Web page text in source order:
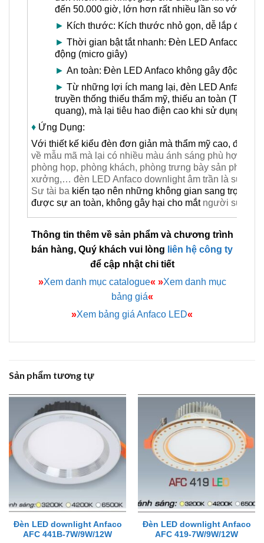
đến 50.000 giờ, lớn hơn rất nhiều lần so với
► Kích thước: Kích thước nhỏ gọn, dễ lắp đặt
► Thời gian bật tắt nhanh: Đèn LED Anfaco có
động (micro giây)
► An toàn: Đèn LED Anfaco không gây độc hại,
► Từ những lợi ích mang lại, đèn LED Anfaco là
truyền thống thiếu thẩm mỹ, thiếu an toàn (Thậm
quang), mà lại tiêu hao điện cao khi sử dụng
♦ Ứng Dụng:
Với thiết kế kiểu đèn đơn giản mà thẩm mỹ cao, độ
về mẫu mã mà lại có nhiều màu ánh sáng phù hợp
phòng họp, phòng khách, phòng trưng bày sản phẩm,
xưởng,… đèn LED Anfaco downlight âm trần là sự lựa
Sư tài ba kiến tạo nên những không gian sang trọng,
được sự an toàn, không gây hại cho mắt người sử
Thông tin thêm về sản phẩm và chương trình
bán hàng, Quý khách vui lòng liên hệ công ty
để cập nhật chi tiết
»Xem danh mục catalogue« »Xem danh mục
bảng giá«
»Xem bảng giá Anfaco LED«
Sản phẩm tương tự
Đèn LED downlight Anfaco
AFC 441B-7W/9W/12W
Đèn LED downlight Anfaco
AFC 419-7W/9W/12W